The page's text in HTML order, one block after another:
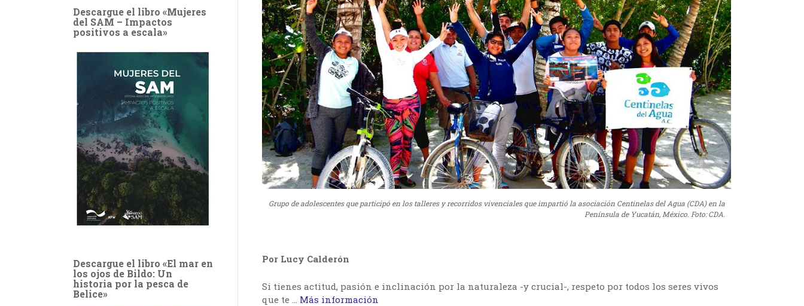
Grupo de adolescentes que participó en los talleres y recorridos vivenciales que impartió la asociación Centinelas del Agua (CDA) en la
Península de Yucatán, México. Foto: CDA.
Por Lucy Calderón
Si tienes actitud, pasión e inclinación por la naturaleza -y crucial-, respeto por todos los seres vivos
que te … Más información
Descargue el libro «Mujeres
del SAM – Impactos
positivos a escala»
Descargue el libro «El mar en
los ojos de Bildo: Un
historia por la pesca de
Belice»